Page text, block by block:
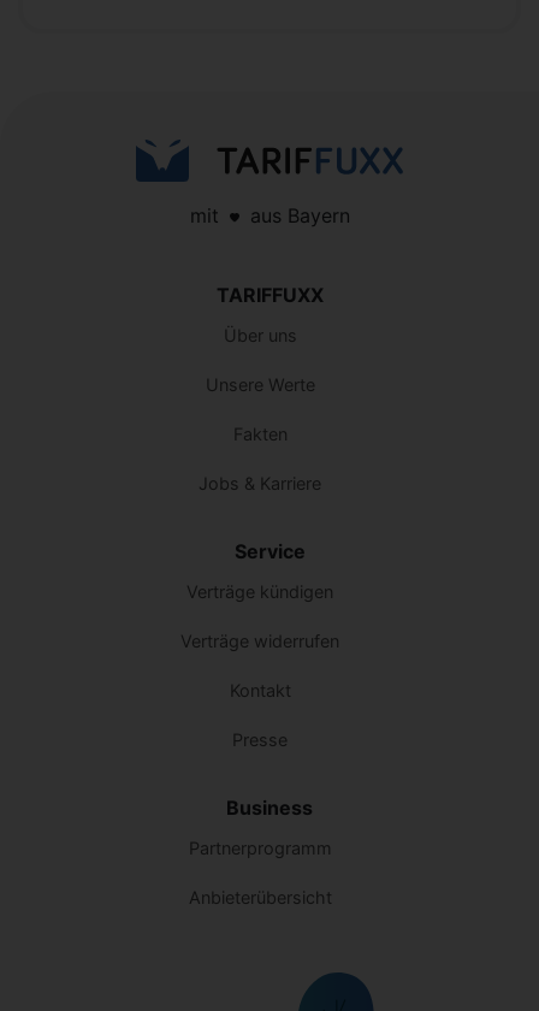
mit aus Bayern
TARIFFUXX
Über uns
Unsere Werte
Fakten
Jobs & Karriere
Service
Verträge kündigen
Verträge widerrufen
Kontakt
Presse
Business
Partnerprogramm
Anbieterübersicht